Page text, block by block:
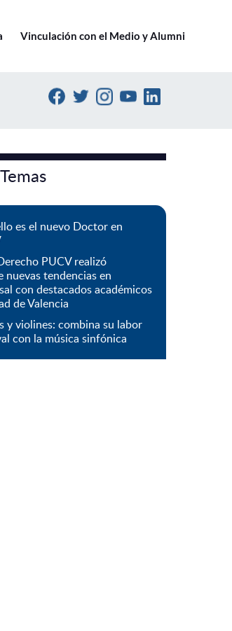
Vinculación con el Medio y Alumni
es el nuevo Doctor en
PUCV realizó
nuevas tendencias en
con destacados académicos
de Valencia
y violines: combina su labor
con la música sinfónica